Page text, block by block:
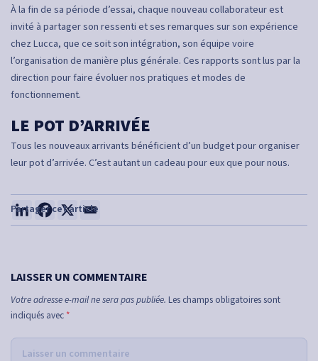
À la fin de sa période d’essai, chaque nouveau collaborateur est
invité à partager son ressenti et ses remarques sur son expérience
chez Lucca, que ce soit son intégration, son équipe voire
l’organisation de manière plus générale. Ces rapports sont lus par la
direction pour faire évoluer nos pratiques et modes de
fonctionnement.
LE POT D’ARRIVÉE
Tous les nouveaux arrivants bénéficient d’un budget pour organiser
leur pot d’arrivée. C’est autant un cadeau pour eux que pour nous.
LAISSER UN COMMENTAIRE
Votre adresse e-mail ne sera pas publiée. Les champs obligatoires sont
indiqués avec *